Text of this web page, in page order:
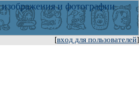
[вход для пользователей]